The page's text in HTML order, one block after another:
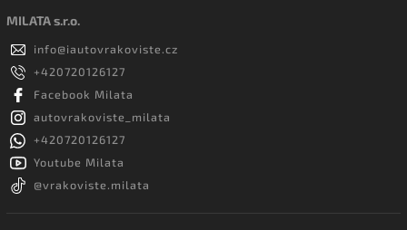
MILATA s.r.o.
info@iautovrakoviste.cz
+420720126127
Facebook Milata
autovrakoviste_milata
+420720126127
Youtube Milata
@vrakoviste.milata